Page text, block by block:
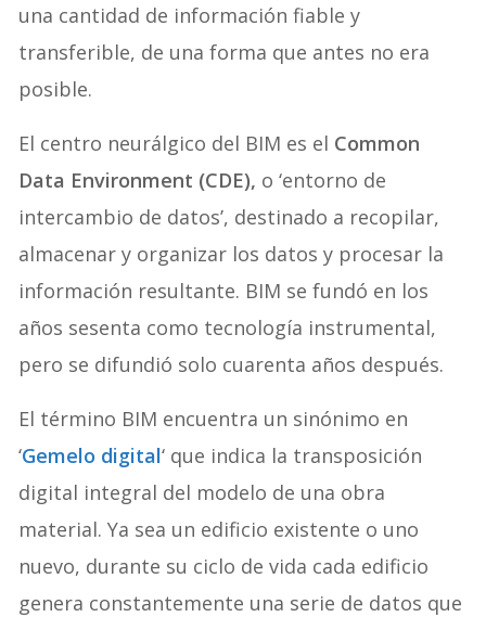
una cantidad de información fiable y
transferible, de una forma que antes no era
posible.
El centro neurálgico del BIM es el Common
Data Environment (CDE), o ‘entorno de
intercambio de datos’, destinado a recopilar,
almacenar y organizar los datos y procesar la
información resultante. BIM se fundó en los
años sesenta como tecnología instrumental,
pero se difundió solo cuarenta años después.
El término BIM encuentra un sinónimo en
‘Gemelo digital‘ que indica la transposición
digital integral del modelo de una obra
material. Ya sea un edificio existente o uno
nuevo, durante su ciclo de vida cada edificio
genera constantemente una serie de datos que